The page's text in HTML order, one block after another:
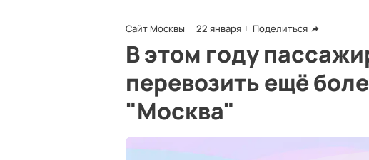
Сайт Москвы 22 января Поделиться
В этом году
перевозить ещё
"Москва"